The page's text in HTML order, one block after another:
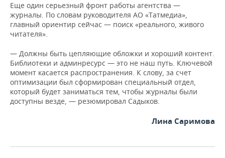
Еще один серьезный фронт работы агентства —
журналы. По словам руководителя АО «Татмедиа»,
главный ориентир сейчас — поиск «реального, живого
читателя».
— Должны быть цепляющие обложки и хороший контент.
Библиотеки и админресурс — это не наш путь. Ключевой
момент касается распространения. К слову, за счет
оптимизации был сформирован специальный отдел,
который будет заниматься тем, чтобы журналы были
доступны везде, — резюмировал Садыков.
Лина Саримова